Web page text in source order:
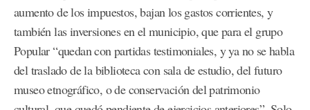
aumento de los impuestos, bajan los gastos corrientes, y
también las inversiones en el municipio, que para el grupo
Popular “quedan con partidas testimoniales, y ya no se habla
del traslado de la biblioteca con sala de estudio, del futuro
museo etnográfico, o de conservación del patrimonio